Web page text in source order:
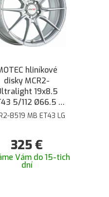
hliníkové
disky MCR2-
19x8.5
5/112 Ø66.5 -
Strieborná
8519 MB ET43 LG
325€
Vám do 15-tich
dní